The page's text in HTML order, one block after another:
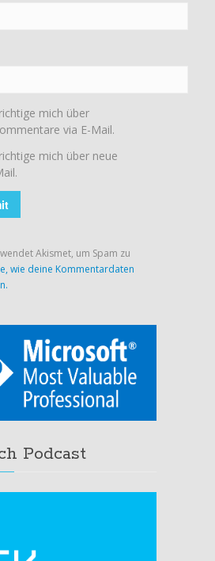
mich über
via E-Mail.
mich über neue
Akismet, um Spam zu
wie deine Kommentardaten
Podcast